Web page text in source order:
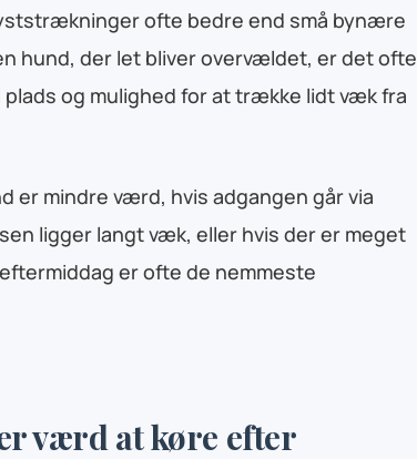
ofte bedre end små bynære
hund, der let bliver overvældet, er det ofte
og mulighed for at trække lidt væk fra
er mindre værd, hvis adgangen går via
ligger langt væk, eller hvis der er meget
er ofte de nemmeste
værd at køre efter